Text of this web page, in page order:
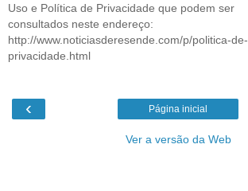
Uso e Política de Privacidade que podem ser
consultados neste endereço:
http://www.noticiasderesende.com/p/politica-de-
privacidade.html
‹ Página inicial
Ver a versão da Web